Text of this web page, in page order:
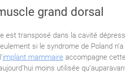
grand dorsal
est transposé dans la cavité
si le syndrome de Poland
implant mammaire accompagne
moins utilisée